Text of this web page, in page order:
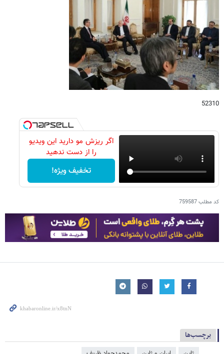
52310
اگر ریزش مو دارید این ویدیو
را از دست ندهید
تخفیف ویژه!
کد مطلب759587
برچسب‌ها